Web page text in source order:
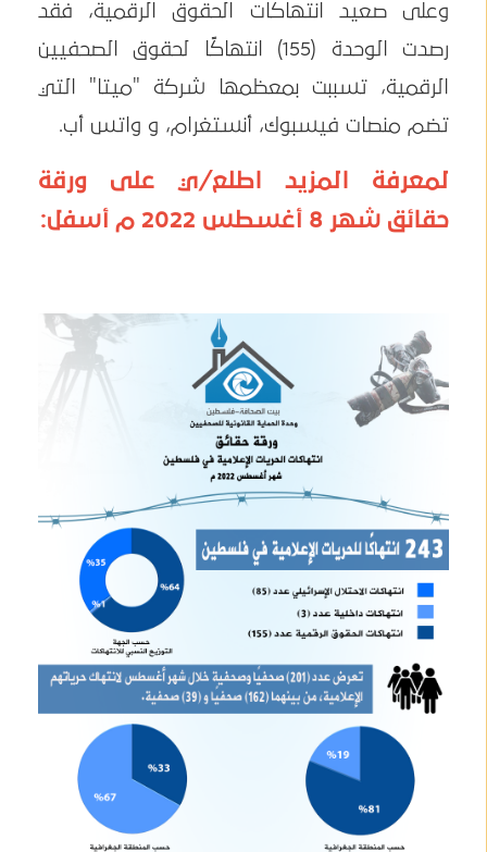
وعلى صعيد انتهاكات الحقوق الرقمية، فقد
رصدت الوحدة (155) انتهاكًا لحقوق الصحفيين
الرقمية، تسببت بمعظمها شركة "ميتا" التي
تضم منصات فيسبوك، أنستغرام، و واتس أب.
لمعرفة المزيد اطلع/ي على ورقة
حقائق شهر 8 أغسطس 2022 م أسفل: